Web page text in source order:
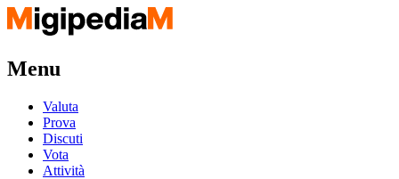
Menu
Valuta
Prova
Discuti
Vota
Attività